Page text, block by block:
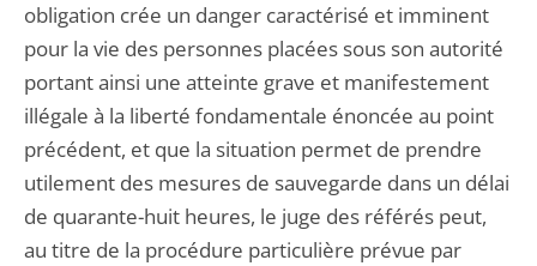
obligation crée un danger caractérisé et imminent
pour la vie des personnes placées sous son autorité
portant ainsi une atteinte grave et manifestement
illégale à la liberté fondamentale énoncée au point
précédent, et que la situation permet de prendre
utilement des mesures de sauvegarde dans un délai
de quarante-huit heures, le juge des référés peut,
au titre de la procédure particulière prévue par